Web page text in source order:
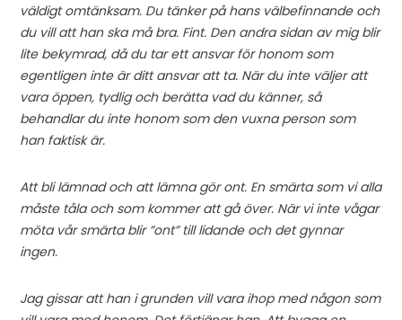
väldigt omtänksam. Du tänker på hans välbefinnande och
du vill att han ska må bra. Fint. Den andra sidan av mig blir
lite bekymrad, då du tar ett ansvar för honom som
egentligen inte är ditt ansvar att ta. När du inte väljer att
vara öppen, tydlig och berätta vad du känner, så
behandlar du inte honom som den vuxna person som
han faktisk är.
Att bli lämnad och att lämna gör ont. En smärta som vi alla
måste tåla och som kommer att gå över. När vi inte vågar
möta vår smärta blir ”ont” till lidande och det gynnar
ingen.
Jag gissar att han i grunden vill vara ihop med någon som